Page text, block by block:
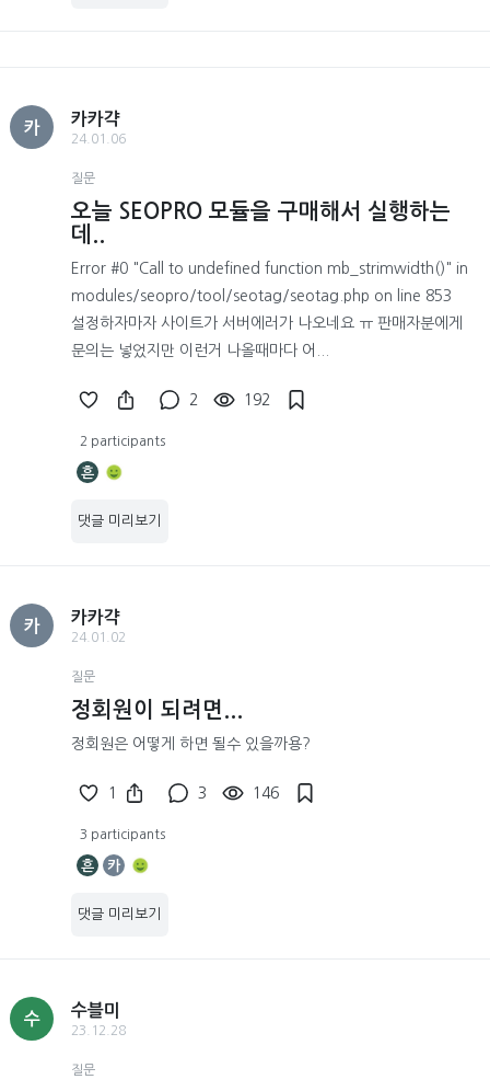
카
카카갹
24.01.06
질문
오늘 SEOPRO 모듈을 구매해서 실행하는
데..
Error #0 "Call to undefined function mb_strimwidth()" in
modules/seopro/tool/seotag/seotag.php on line 853
설정하자마자 사이트가 서버에러가 나오네요 ㅠ 판매자분에게
문의는 넣었지만 이런거 나올때마다 어...
2 192
2 participants
흔
댓글 미리보기
카
카카갹
24.01.02
질문
정회원이 되려면...
정회원은 어떻게 하면 될수 있을까용?
1 3 146
3 participants
흔 카
댓글 미리보기
수
수블미
23.12.28
질문